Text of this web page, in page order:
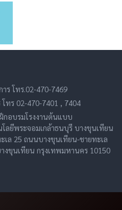
ร โทร.02-470-7469
โทร 02-470-7401 , 7404
อบรมโรงงานต้นแบบ
ลยีพระจอมเกล้าธนบุรี บางขุนเทียน
เล 25 ถนนบางขุนเทียน-ชายทะเล
งขุนเทียน กรุงเทพมหานคร 10150